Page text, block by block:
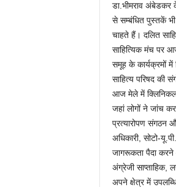
डा.भीमराव
से सम्बंधित पुस्तकें भी
चाहते हैं। दलित
साहित्यिक मंच पर
समूह के कार्यक्रमों में
साहित्य परिषद की
आज मेले में क्लिनिकल
जहां लोगों ने जांच
प्रत्यारोपण संगठन
अधिकारी, सोटो-
जागरूकता पैदा करने
अंग्रेजी साप्ताहिक,
अपने क्षेत्र में